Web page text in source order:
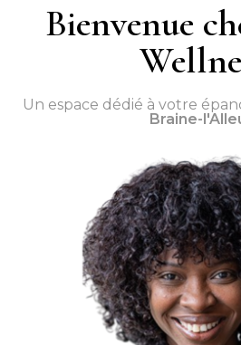
Bienvenue
Un espace dédié à votre
Braine-